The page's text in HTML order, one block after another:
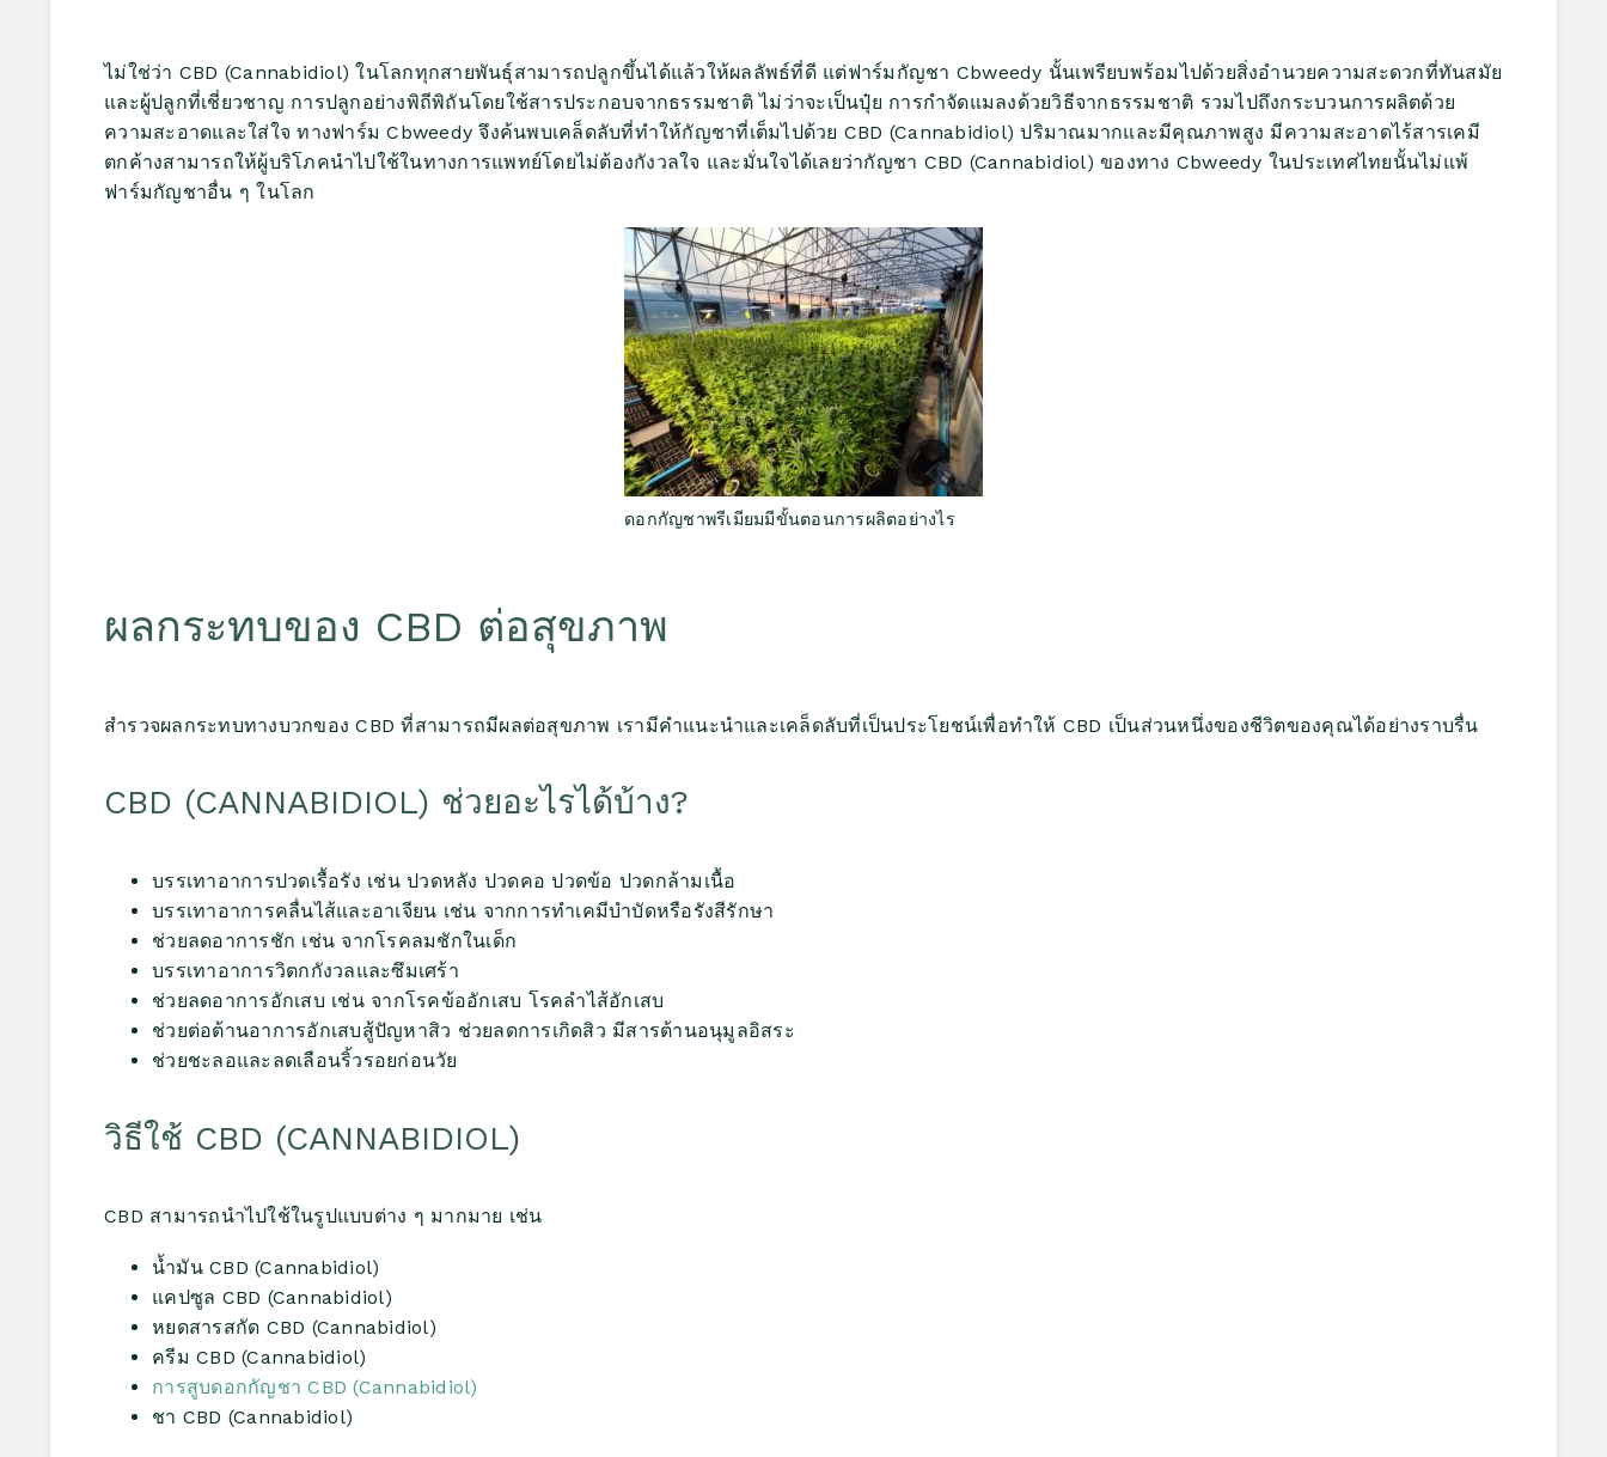
ไม่ใช่ว่า CBD (Cannabidiol) ในโลกทุกสายพันธุ์สามารถปลูกขึ้นได้แล้วให้ผลลัพธ์ที่ดี แต่ฟาร์มกัญชา Cbweedy นั้นเพรียบพร้อมไปด้วยสิ่งอำนวยความสะดวกที่ทันสมัย
และผู้ปลูกที่เชี่ยวชาญ การปลูกอย่างพิถีพิถันโดยใช้สารประกอบจากธรรมชาติ ไม่ว่าจะเป็นปุ๋ย การกำจัดแมลงด้วยวิธีจากธรรมชาติ รวมไปถึงกระบวนการผลิตด้วย
ความสะอาดและใส่ใจ ทางฟาร์ม Cbweedy จึงค้นพบเคล็ดลับที่ทำให้กัญชาที่เต็มไปด้วย CBD (Cannabidiol) ปริมาณมากและมีคุณภาพสูง มีความสะอาดไร้สารเคมี
ตกค้างสามารถให้ผู้บริโภคนำไปใช้ในทางการแพทย์โดยไม่ต้องกังวลใจ และมั่นใจได้เลยว่ากัญชา CBD (Cannabidiol) ของทาง Cbweedy ในประเทศไทยนั้นไม่แพ้
ฟาร์มกัญชาอื่น ๆ ในโลก
ดอกกัญชาพรีเมียมมีขั้นตอนการผลิตอย่างไร
ผลกระทบของ CBD ต่อสุขภาพ
สำรวจผลกระทบทางบวกของ CBD ที่สามารถมีผลต่อสุขภาพ เรามีคำแนะนำและเคล็ดลับที่เป็นประโยชน์เพื่อทำให้ CBD เป็นส่วนหนึ่งของชีวิตของคุณได้อย่างราบรื่น
CBD (CANNABIDIOL) ช่วยอะไรได้บ้าง?
บรรเทาอาการปวดเรื้อรัง เช่น ปวดหลัง ปวดคอ ปวดข้อ ปวดกล้ามเนื้อ
บรรเทาอาการคลื่นไส้และอาเจียน เช่น จากการทำเคมีบำบัดหรือรังสีรักษา
ช่วยลดอาการชัก เช่น จากโรคลมชักในเด็ก
บรรเทาอาการวิตกกังวลและซึมเศร้า
ช่วยลดอาการอักเสบ เช่น จากโรคข้ออักเสบ โรคลำไส้อักเสบ
ช่วยต่อต้านอาการอักเสบสู้ปัญหาสิว ช่วยลดการเกิดสิว มีสารต้านอนุมูลอิสระ
ช่วยชะลอและลดเลือนริ้วรอยก่อนวัย
วิธีใช้ CBD (CANNABIDIOL)
CBD สามารถนำไปใช้ในรูปแบบต่าง ๆ มากมาย เช่น
น้ำมัน CBD (Cannabidiol)
แคปซูล CBD (Cannabidiol)
หยดสารสกัด CBD (Cannabidiol)
ครีม CBD (Cannabidiol)
การสูบดอกกัญชา CBD (Cannabidiol)
ชา CBD (Cannabidiol)